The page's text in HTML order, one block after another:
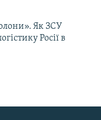
Як ЗСУ
Росії в